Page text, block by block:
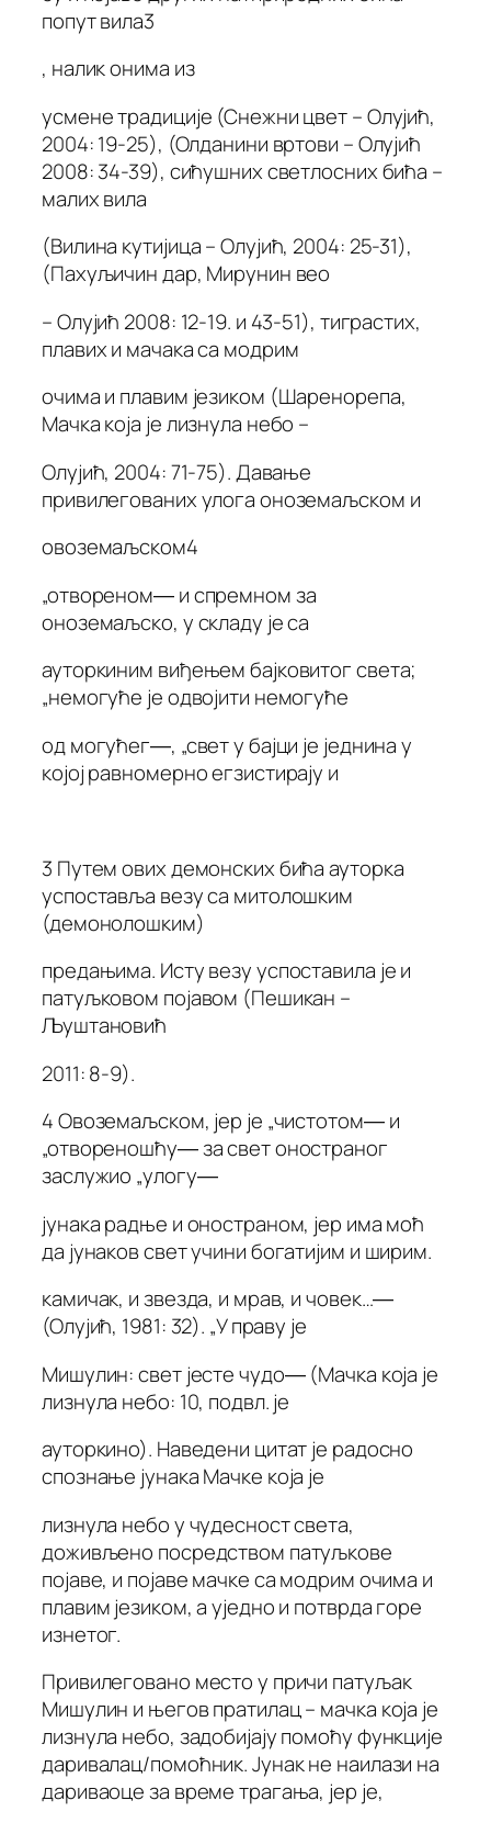
попут вила3
, налик онима из
усмене традиције (Снежни цвет – Олујић,
2004: 19-25), (Олданини вртови – Олујић
2008: 34-39), сићушних светлосних бића –
малих вила
(Вилина кутијица – Олујић, 2004: 25-31),
(Пахуљичин дар, Мирунин вео
– Олујић 2008: 12-19. и 43-51), тиграстих,
плавих и мачака са модрим
очима и плавим језиком (Шаренорепа,
Мачка која је лизнула небо –
Олујић, 2004: 71-75). Давање
привилегованих улога оноземаљском и
овоземаљском4
„отвореном― и спремном за
оноземаљско, у складу је са
ауторкиним виђењем бајковитог света;
„немогуће је одвојити немогуће
од могућег―, „свет у бајци је једнина у
којој равномерно егзистирају и
3 Путем ових демонских бића ауторка
успоставља везу са митолошким
(демонолошким)
предањима. Исту везу успоставила је и
патуљковом појавом (Пешикан –
Љуштановић
2011: 8-9).
4 Овоземаљском, јер је „чистотом― и
„отвореношћу― за свет оностраног
заслужио „улогу―
јунака радње и оностраном, јер има моћ
да јунаков свет учини богатијим и ширим.
камичак, и звезда, и мрав, и човек…―
(Олујић, 1981: 32). „У праву је
Мишулин: свет јесте чудо― (Мачка која је
лизнула небо: 10, подвл. је
ауторкино). Наведени цитат је радосно
спознање јунака Мачке која је
лизнула небо у чудесност света,
доживљено посредством патуљкове
појаве, и појаве мачке са модрим очима и
плавим језиком, а уједно и потврда горе
изнетог.
Привилеговано место у причи патуљак
Мишулин и његов пратилац – мачка која је
лизнула небо, задобијају помоћу функције
даривалац/помоћник. Јунак не наилази на
дариваоце за време трагања, јер је,